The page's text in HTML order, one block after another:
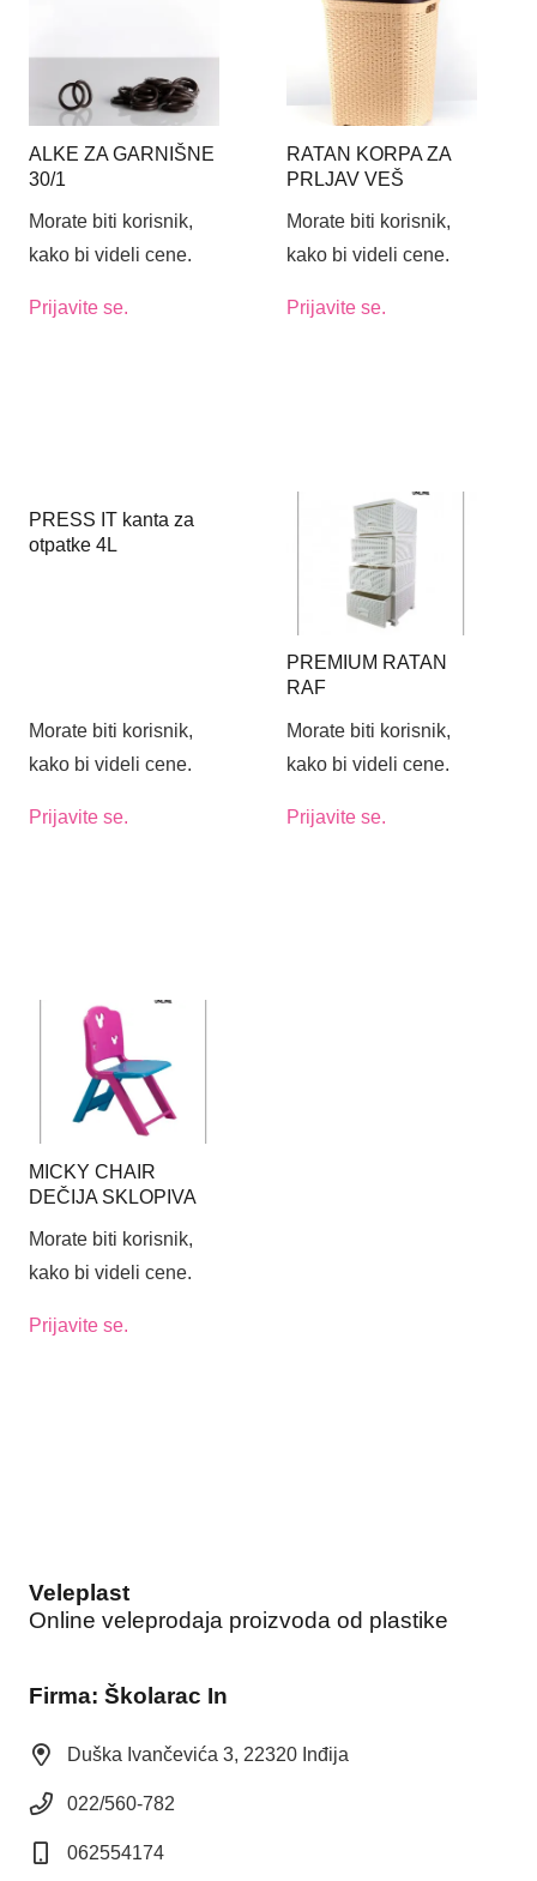
ALKE ZA GARNIŠNE
30/1
Morate biti korisnik,
kako bi videli cene.
Prijavite se.
RATAN KORPA ZA
PRLJAV VEŠ
Morate biti korisnik,
kako bi videli cene.
Prijavite se.
PRESS IT kanta za
otpatke 4L
Morate biti korisnik,
kako bi videli cene.
Prijavite se.
PREMIUM RATAN
RAF
Morate biti korisnik,
kako bi videli cene.
Prijavite se.
MICKY CHAIR
DEČIJA SKLOPIVA
Morate biti korisnik,
kako bi videli cene.
Prijavite se.
Veleplast
Online veleprodaja proizvoda od plastike
Firma: Školarac In
Duška Ivančevića 3, 22320 Inđija
022/560-782
062554174